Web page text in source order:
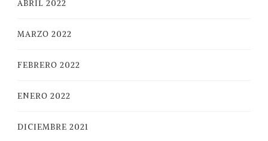
ABRIL 2022
MARZO 2022
FEBRERO 2022
ENERO 2022
DICIEMBRE 2021